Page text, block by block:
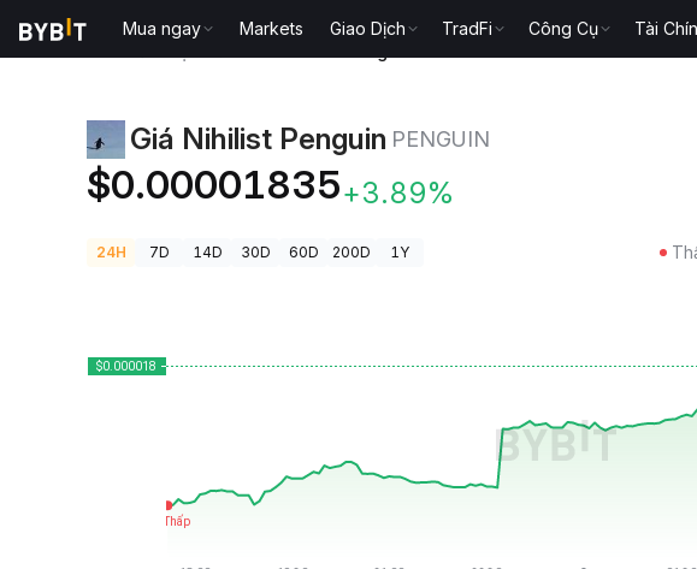
Mua ngay Markets Giao Dịch TradFi Công Cụ Tài
Giá Nihilist Penguin PENGUIN
$0.00001835+3.89%
24H 7D 14D 30D 60D 200D 1Y